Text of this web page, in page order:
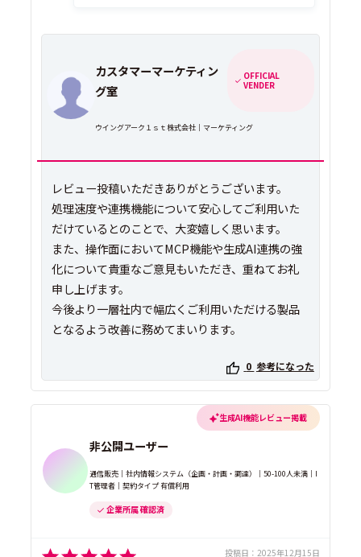
カスタマーマーケティン
グ室
OFFICIAL
VENDER
ウイングアーク１ｓｔ株式会社｜マーケティング
レビュー投稿いただきありがとうございます。
処理速度や連携機能について安心してご利用いた
だけているとのことで、大変嬉しく思います。
また、操作面においてMCP機能や生成AI連携の強
化について貴重なご意見もいただき、重ねてお礼
申し上げます。
今後より一層社内で幅広くご利用いただける製品
となるよう改善に務めてまいります。
0 参考になった
生成AI機能レビュー掲載
非公開ユーザー
通信販売｜社内情報システム（企画・計画・調達）｜50-100人未満｜I
T管理者｜契約タイプ 有償利用
企業所属 確認済
投稿日： 2025年12月15日